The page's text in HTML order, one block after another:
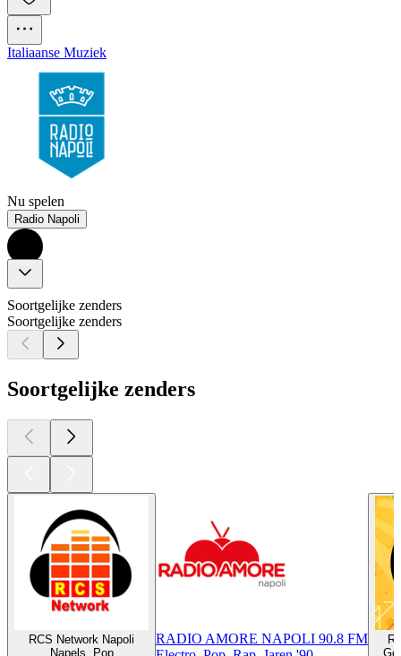
Italiaanse Muziek
Nu spelen
Radio Napoli
Soortgelijke zenders
Soortgelijke zenders
Soortgelijke zenders
RCS Network Napoli
Napels, Pop
RADIO AMORE NAPOLI 90.8 FM